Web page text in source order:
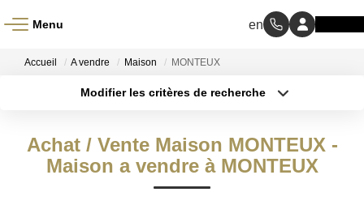
Menu
À VENDRE
À LOUER
Accueil A vendre Maison MONTEUX
Modifier les critères de recherche
Sélectionnez...
Type de bien
Surface min
Achat / Vente Maison MONTEUX -
Maison a vendre à MONTEUX